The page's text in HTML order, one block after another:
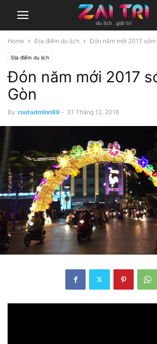
Home Địa điểm du lịch Đón năm mới 2017 sớm
Địa điểm du lịch
Đón năm mới 2017
Gòn
By rootadmlnn99 - 31 Tháng 12, 2016